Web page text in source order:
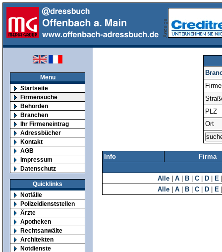
Menu
Startseite
Firmensuche
Behörden
Branchen
Ihr Firmeneintrag
Adressbücher
Kontakt
AGB
Impressum
Datenschutz
Quicklinks
Notfälle
Polizeidienststellen
Ärzte
Apotheken
Rechtsanwälte
Architekten
Notdienste
PLZ
Ort
Info Firma
Alle A B C D E
Alle
A B C D E